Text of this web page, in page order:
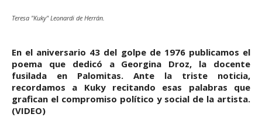
Teresa "Kuky" Leonardi de Herrán.
En el aniversario 43 del golpe de 1976 publicamos el
poema que dedicó a Georgina Droz, la docente
fusilada en Palomitas. Ante la triste noticia,
recordamos a Kuky recitando esas palabras que
grafican el compromiso político y social de la artista.
(VIDEO)